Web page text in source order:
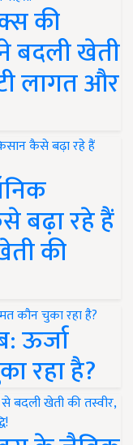
की
बदली खेती
लागत और
बढ़ा रहे हैं
की
ऊर्जा
रहा है?